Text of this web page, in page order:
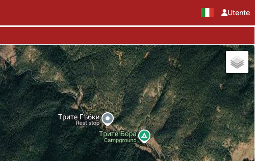
Utente